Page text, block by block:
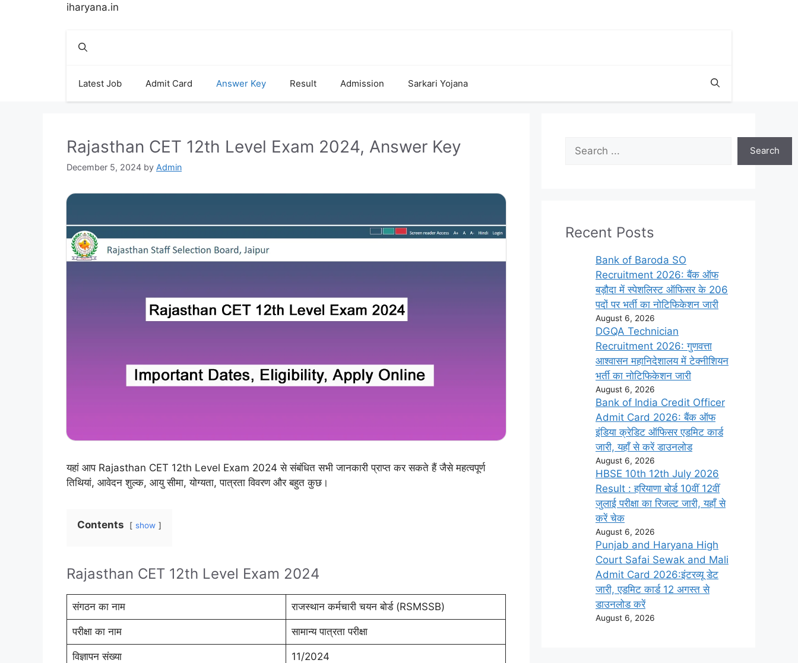
iharyana.in
Latest Job Admit Card Answer Key Result Admission Sarkari Yojana
Rajasthan CET 12th Level Exam 2024, Answer Key
December 5, 2024 by Admin
यहां आप Rajasthan CET 12th Level Exam 2024 से संबंधित सभी जानकारी प्राप्त कर सकते हैं जैसे महत्वपूर्ण
तिथियां, आवेदन शुल्क, आयु सीमा, योग्यता, पात्रता विवरण और बहुत कुछ।
Contents show
Rajasthan CET 12th Level Exam 2024
संगठन का नाम राजस्थान कर्मचारी चयन बोर्ड (RSMSSB)
परीक्षा का नाम सामान्य पात्रता परीक्षा
विज्ञापन संख्या 11/2024
Search
Recent Posts
Bank of Baroda SO
Recruitment 2026: बैंक ऑफ
बड़ौदा में स्पेशलिस्ट ऑफिसर के 206
पदों पर भर्ती का नोटिफिकेशन जारी
August 6, 2026
DGQA Technician
Recruitment 2026: गुणवत्ता
आश्वासन महानिदेशालय में टेक्नीशियन
भर्ती का नोटिफिकेशन जारी
August 6, 2026
Bank of India Credit Officer
Admit Card 2026: बैंक ऑफ
इंडिया क्रेडिट ऑफिसर एडमिट कार्ड
जारी, यहाँ से करें डाउनलोड
August 6, 2026
HBSE 10th 12th July 2026
Result : हरियाणा बोर्ड 10वीं 12वीं
जुलाई परीक्षा का रिजल्ट जारी, यहाँ से
करें चेक
August 6, 2026
Punjab and Haryana High
Court Safai Sewak and Mali
Admit Card 2026:इंटरव्यू डेट
जारी, एडमिट कार्ड 12 अगस्त से
डाउनलोड करें
August 6, 2026